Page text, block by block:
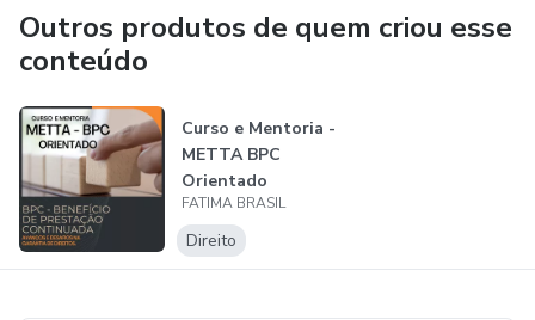
na política de assistência social, gestão e financeira do
SUAS.
Expert em BPC e Benefícios Previdenciários
Outros produtos de quem criou esse
conteúdo
Curso e Mentoria -
METTA BPC
Orientado
FATIMA BRASIL
Direito